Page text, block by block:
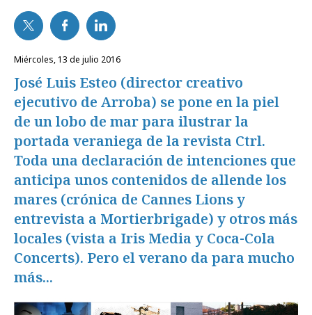
miércoles, 13 de julio 2016
José Luis Esteo (director creativo
ejecutivo de Arroba) se pone en la piel
de un lobo de mar para ilustrar la
portada veraniega de la revista Ctrl.
Toda una declaración de intenciones que
anticipa unos contenidos de allende los
mares (crónica de Cannes Lions y
entrevista a Mortierbrigade) y otros más
locales (vista a Iris Media y Coca-Cola
Concerts). Pero el verano da para mucho
más...